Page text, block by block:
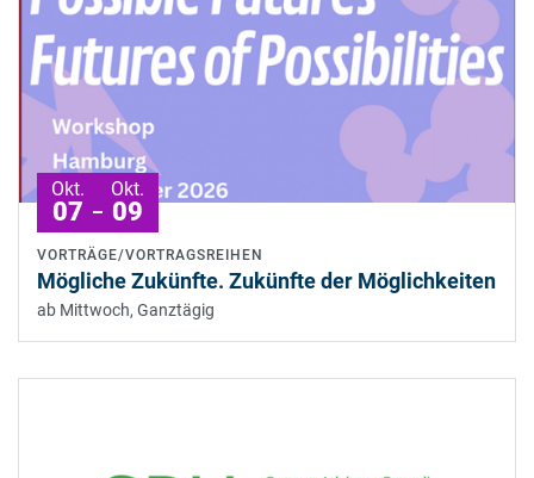
Okt.
07
Okt.
09
VORTRÄGE/VORTRAGSREIHEN
Mögliche Zukünfte. Zukünfte der Möglichkeiten
ab Mittwoch, Ganztägig